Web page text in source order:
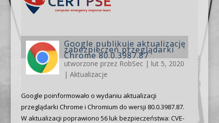
Google publikuje aktualizację
zabezpieczeń przeglądarki
Chrome 80.0.3987.87
utworzone przez RobSec | lut 5, 2020
|Aktualizacje
Google poinformowało o wydaniu aktualizacji
przeglądarki Chrome i Chromium do wersji 80.0.3987.87.
W aktualizacji poprawiono 56 luk bezpieczeństwa: CVE-